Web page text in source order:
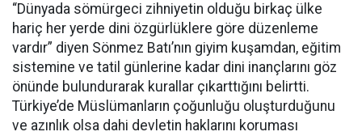
“Dünyada sömürgeci zihniyetin olduğu birkaç ülke
hariç her yerde dini özgürlüklere göre düzenleme
vardır” diyen Sönmez Batı’nın giyim kuşamdan, eğitim
sistemine ve tatil günlerine kadar dini inançlarını göz
önünde bulundurarak kurallar çıkarttığını belirtti.
Türkiye’de Müslümanların çoğunluğu oluşturduğunu
ve azınlık olsa dahi devletin haklarını koruması